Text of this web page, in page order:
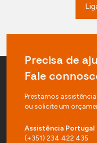
Precisa de
Fale
Prestamos
ou solicite um
Assistência Portugal
(+351) 234 422 435